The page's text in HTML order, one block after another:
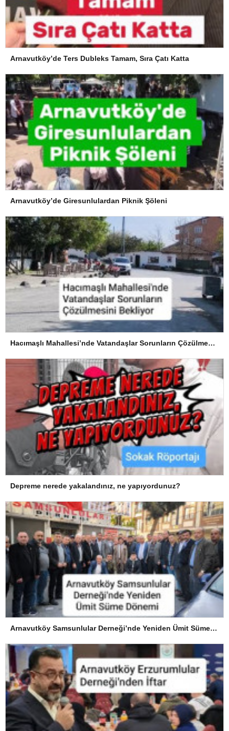
Arnavutköy’de Ters Dubleks Tamam, Sıra Çatı Katta
Arnavutköy’de Giresunlulardan Piknik Şöleni
Hacımaşlı Mahallesi’nde Vatandaşlar Sorunların Çözülmesini Bekliyor
Depreme nerede yakalandınız, ne yapıyordunuz?
Arnavutköy Samsunlular Derneği’nde Yeniden Ümit Süme Dönemi